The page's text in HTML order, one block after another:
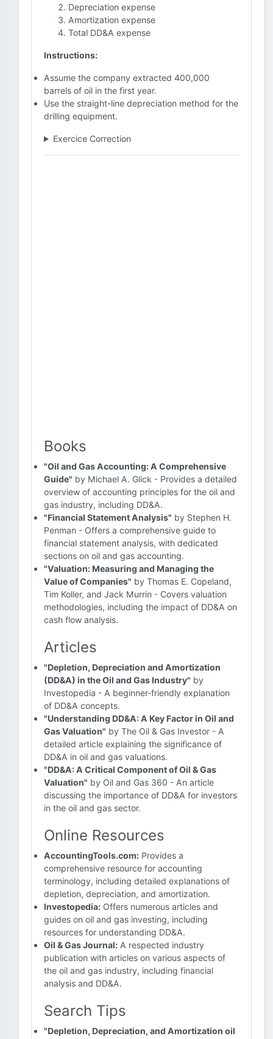
Depreciation expense
Amortization expense
Total DD&A expense
Instructions:
Assume the company extracted 400,000
barrels of oil in the first year.
Use the straight-line depreciation method for the
drilling equipment.
Exercice Correction
Books
"Oil and Gas Accounting: A Comprehensive
Guide" by Michael A. Glick - Provides a detailed
overview of accounting principles for the oil and
gas industry, including DD&A.
"Financial Statement Analysis" by Stephen H.
Penman - Offers a comprehensive guide to
financial statement analysis, with dedicated
sections on oil and gas accounting.
"Valuation: Measuring and Managing the
Value of Companies" by Thomas E. Copeland,
Tim Koller, and Jack Murrin - Covers valuation
methodologies, including the impact of DD&A on
cash flow analysis.
Articles
"Depletion, Depreciation and Amortization
(DD&A) in the Oil and Gas Industry" by
Investopedia - A beginner-friendly explanation
of DD&A concepts.
"Understanding DD&A: A Key Factor in Oil and
Gas Valuation" by The Oil & Gas Investor - A
detailed article explaining the significance of
DD&A in oil and gas valuations.
"DD&A: A Critical Component of Oil & Gas
Valuation" by Oil and Gas 360 - An article
discussing the importance of DD&A for investors
in the oil and gas sector.
Online Resources
AccountingTools.com: Provides a
comprehensive resource for accounting
terminology, including detailed explanations of
depletion, depreciation, and amortization.
Investopedia: Offers numerous articles and
guides on oil and gas investing, including
resources for understanding DD&A.
Oil & Gas Journal: A respected industry
publication with articles on various aspects of
the oil and gas industry, including financial
analysis and DD&A.
Search Tips
"Depletion, Depreciation, and Amortization oil